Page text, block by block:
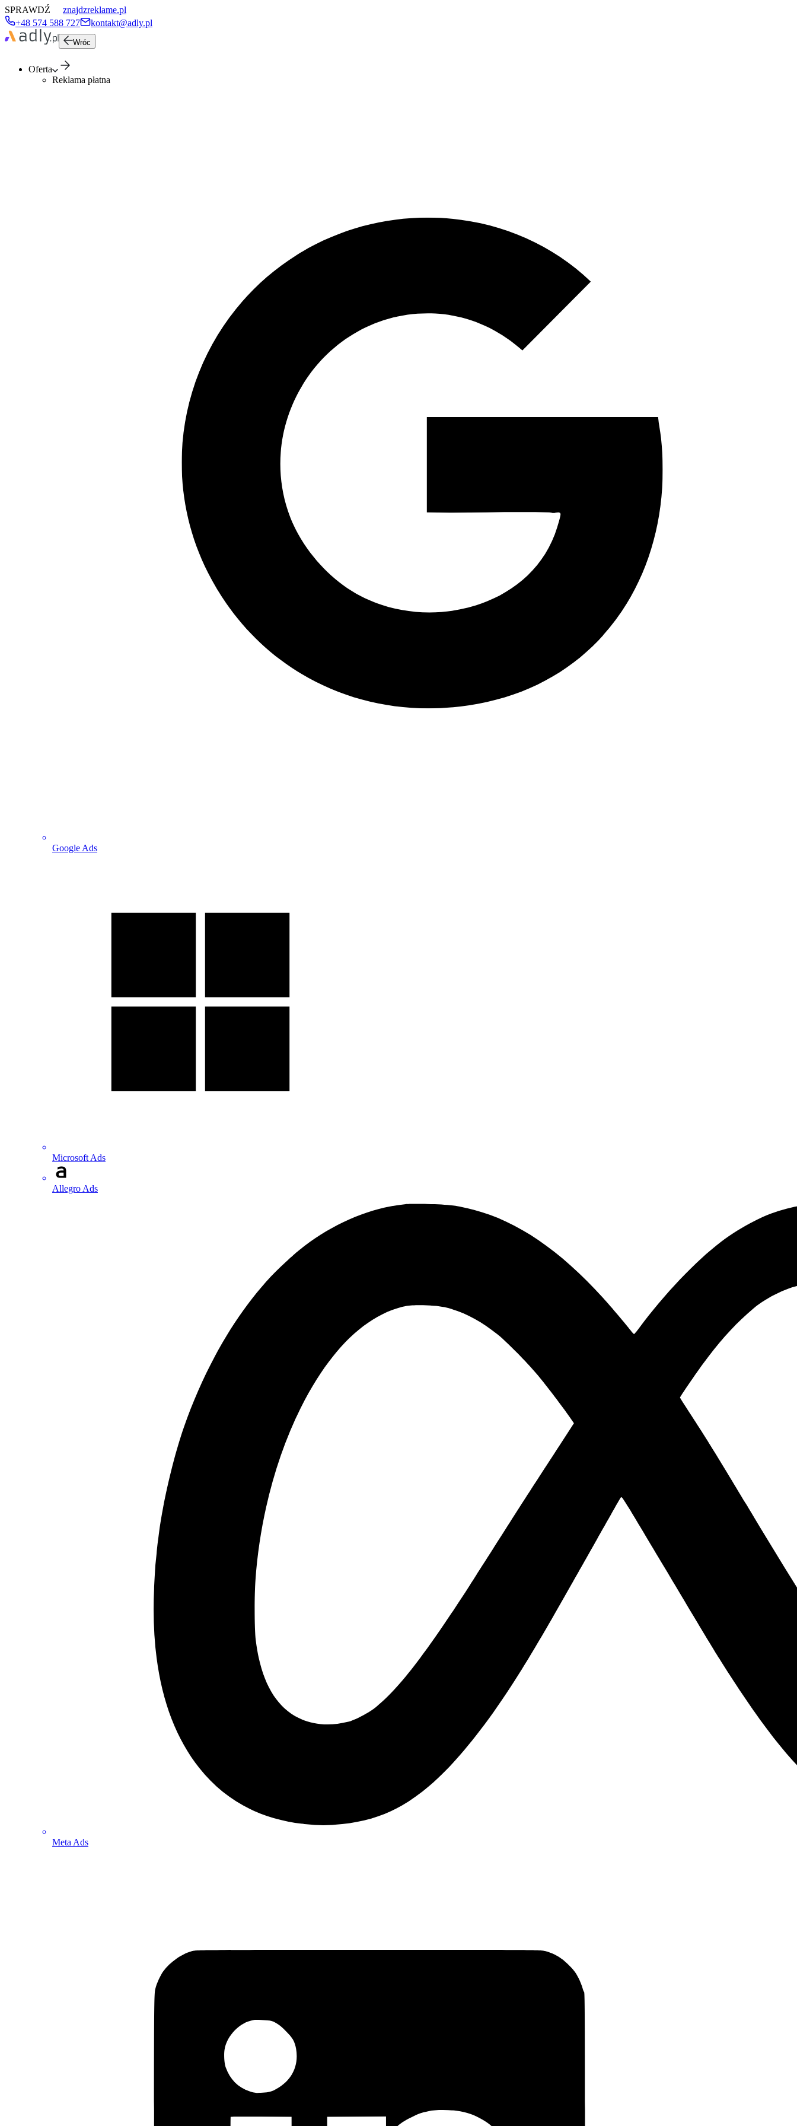
SPRAWDŹ
znajdzreklame.pl
+48 574 588 727
kontakt@adly.pl
Wróc
Oferta
Reklama płatna
Google Ads
Microsoft Ads
Allegro Ads
Meta Ads